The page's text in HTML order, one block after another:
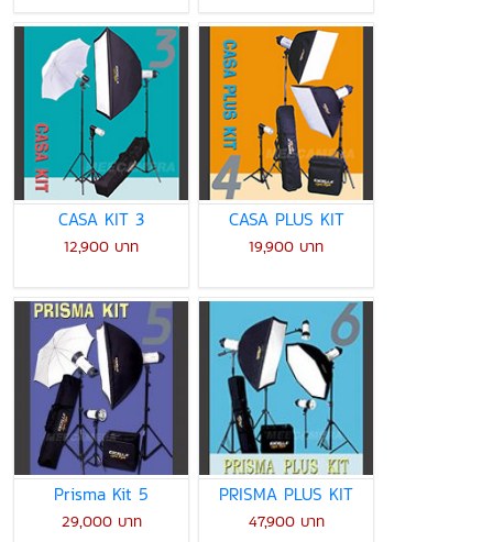
CASA KIT 3
12,900 บาท
CASA PLUS KIT
19,900 บาท
Prisma Kit 5
29,000 บาท
PRISMA PLUS KIT
47,900 บาท